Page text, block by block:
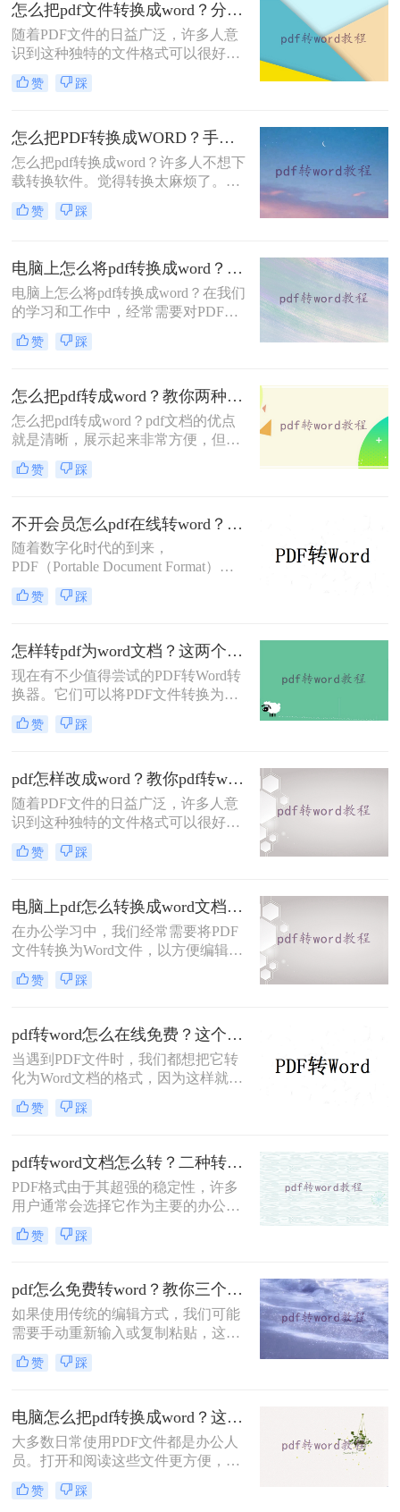
如何转换成word，那么如何将PDF转
换Word呢？今日小编为大家解答这个
让很多人好奇的问题，下面一起看看
吧。
怎么把pdf文件转换成word？分享一种简单方法~
随着PDF文件的日益广泛，许多人意
识到这种独特的文件格式可以很好地
保护里面的数据和数据，但当需要修
改时却很难下手。想要修改PDF文
word，在Word文档上面修改，那么怎
么把pdf文件转换成word呢？下面一起
看看这个方法吧。
赞 踩
怎么把PDF转换成WORD？手把手教你在线转换！
怎么把pdf转换成word？许多人不想下
载转换软件。觉得转换太麻烦了。那
么是否有在线转换方法？当然是有
的，在线pdf转word简单快捷，方便转
赞 踩
电脑上怎么将pdf转换成word？下面二种方法马上教会你
电脑上怎么将pdf转换成word？在我们
的学习和工作中，经常需要对PDF文
档进行转换。转换时，大家是否遇到
过PDF转换乱码、转换时排版错乱、
题？
赞 踩
怎么把pdf转成word？教你两种PDF文件转换方法！
怎么把pdf转成word？pdf文档的优点
就是清晰，展示起来非常方便，但是
我们的pdf文档中的任何内容都是不能
够进行编辑修改的，如果我们想要修
可以选择格式转换，把pdf文件给转换
为word文档就可以了！下面一起看看
二种方法。
赞 踩
不开会员怎么pdf在线转word？分享一个实用免费的方法！
随着数字化时代的到来，
PDF（Portable Document Format）成
为了一种非常常见的电子文档格式。
然而，有时候我们需要对PDF文件进
Word文档就非常有必要了。 那么，
不开会员怎么pdf在线转word呢？下面
一起看看吧。
赞 踩
怎样转pdf为word文档？这两个方法让效率翻倍~
现在有不少值得尝试的PDF转Word转
换器。它们可以将PDF文件转换为可
编辑的Word文档。同时，一些转换器
还提供额外的功能，例如保持原始格
我们在处理和编辑文档时更加灵活。
如果你也在找PDF转Word免费转换器
的话，下面小编就来分享下怎样转pdf
为word文档吧！
赞 踩
pdf怎样改成word？教你pdf转word在线免费方法！
随着PDF文件的日益广泛，许多人意
识到这种独特的文件格式可以很好地
保护里面的数据和数据，但当需要修
改时却很难下手。想要修改PDF文
在Word文档上面修改，那么pdf怎样
改成word呢？下面一起看看吧！
赞 踩
电脑上pdf怎么转换成word文档？你可以试着这样在线转换~
在办公学习中，我们经常需要将PDF
文件转换为Word文件，以方便编辑和
排版。但是，很多人在尝试转换时却
遇到了困难。今天，我们就来介绍一
轻松转换，愉快办公！
赞 踩
pdf转word怎么在线免费？这个方法可以帮到你！
当遇到PDF文件时，我们都想把它转
化为Word文档的格式，因为这样就能
编辑PDF文件了。那么你知道怎么pdf
转word怎么在线免费吗？说到格式转
就来看看是怎么将#other#的，下次遇
到这种问题就不用担心了。
赞 踩
pdf转word文档怎么转？二种转换方法了解一下！
PDF格式由于其超强的稳定性，许多
用户通常会选择它作为主要的办公文
件。然而，在一些特殊的时刻，优势
会逐渐转化为缺点。例如，如果你想
它们转换成Word来复制它们。那么，
pdf转word文档怎么转呢？这里分享二
个简单的操作方法。让我们来看看。
赞 踩
pdf怎么免费转word？教你三个方法！
如果使用传统的编辑方式，我们可能
需要手动重新输入或复制粘贴，这样
既费时又容易出错；但借助了文档转
换工具，可以将PDF转换为可编辑的
调整条款，轻松完成编辑任务。大家
知道pdf怎么免费转word吗？下面小编
告诉你们~
赞 踩
电脑怎么把pdf转换成word？这两种方法很方便！
大多数日常使用PDF文件都是办公人
员。打开和阅读这些文件更方便，但
在PDF中添加一些内容更困难，这需
要转换PDF文件的格式。电脑怎么把
赞 踩